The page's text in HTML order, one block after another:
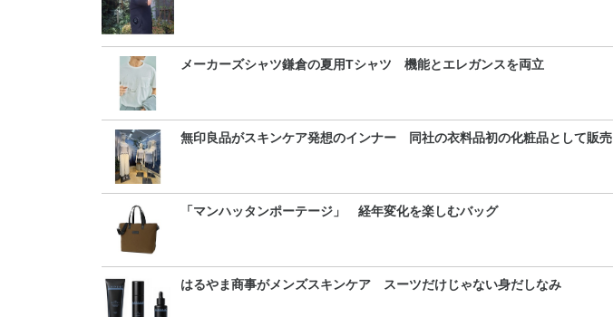
メーカーズシャツ鎌倉の夏用Tシャツ 機能とエレガンスを両立
無印良品がスキンケア発想のインナー 同社の衣料品初の化粧品として販売
「マンハッタンポーテージ」 経年変化を楽しむバッグ
はるやま商事がメンズスキンケア スーツだけじゃない身だしなみ